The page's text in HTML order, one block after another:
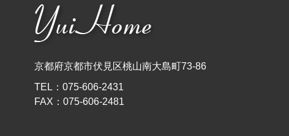
京都府京都市伏見区桃山南大島町73-86
TEL： 075-606-2431
FAX： 075-606-2481